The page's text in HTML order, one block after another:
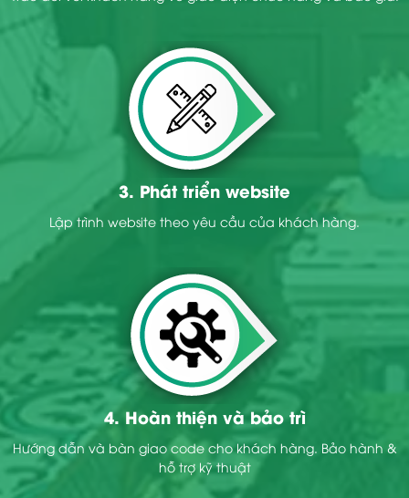
3. Phát triển website
Lập trình website theo yêu cầu của khách hàng.
4. Hoàn thiện và bảo trì
Hướng dẫn và bàn giao code cho khách hàng. Bảo hành &
hỗ trợ kỹ thuật